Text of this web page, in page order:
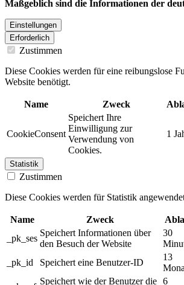
Maßgeblich sind die Informationen der
Einstellungen
Erforderlich
Zustimmen
Diese Cookies werden für eine reibungslose
Website benötigt.
Name Zweck
CookieConsent
Speichert Ihre
Einwilligung zur
Verwendung von
Cookies.
1
Statistik
Zustimmen
Diese Cookies werden für Statistik
Name Zweck
_pk_ses
Speichert Informationen über
den Besuch der Website
30
_pk_id Speichert eine Benutzer-ID
13
Speichert wie der Benutzer die 6